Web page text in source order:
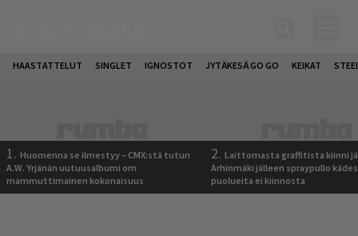
HAASTATTELUT SINGLET IGNOSTOT JYTÄKESÄ GO GO KEIKAT
1. Huomenna se ilmestyy – CMX:stä tutun
A.W. Yrjänän uutuusalbumi om
mammuttimainen kokonaisuus
2. Laittomasta graffitista kiinni
Arhinmäki jälleen spraypullo
puolueita ei kiinnosta